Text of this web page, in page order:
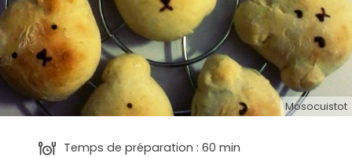
Mosocuistot
Temps de préparation : 60 min